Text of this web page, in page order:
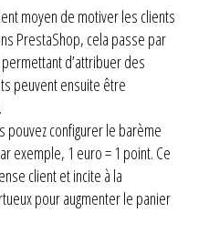
moyen de motiver les clients
PrestaShop, cela passe par
d’attribuer des
peuvent ensuite être
pouvez configurer le barème
exemple, 1 euro = 1 point. Ce
client et incite à la
pour augmenter le panier